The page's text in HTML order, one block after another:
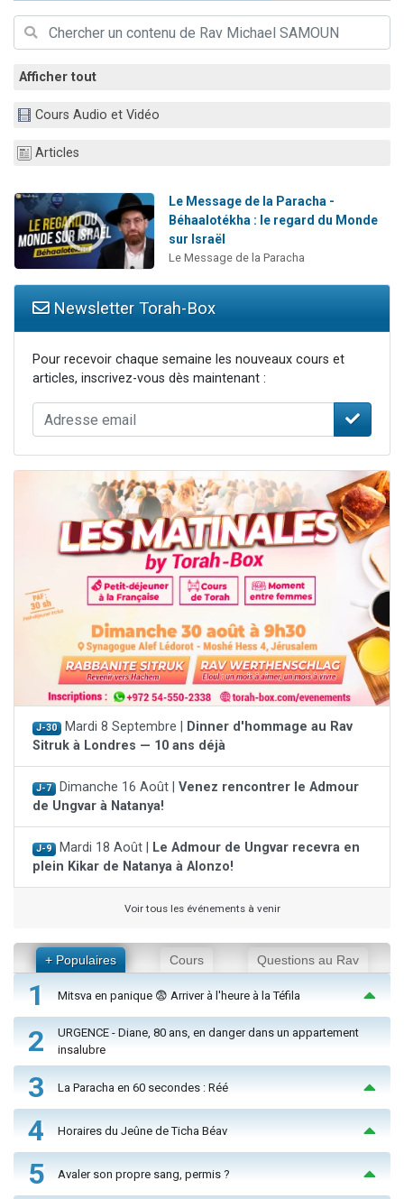
2 personnes viennent de nous rejoindre sur WhatsApp
Afficher tout
Cours Audio et Vidéo
Articles
Le Message de la Paracha -
Béhaalotékha : le regard du Monde
sur Israël
Le Message de la Paracha
Newsletter Torah-Box
Pour recevoir chaque semaine les nouveaux cours et
articles, inscrivez-vous dès maintenant :
J-30 Mardi 8 Septembre | Dinner d'hommage au Rav
Sitruk à Londres — 10 ans déjà
J-7 Dimanche 16 Août | Venez rencontrer le Admour
de Ungvar à Natanya!
J-9 Mardi 18 Août | Le Admour de Ungvar recevra en
plein Kikar de Natanya à Alonzo!
Voir tous les événements à venir
+ Populaires Cours Questions au Rav
1 Mitsva en panique 😨 Arriver à l'heure à la Téfila
2
URGENCE - Diane, 80 ans, en danger dans un appartement
insalubre
3 La Paracha en 60 secondes : Réé
4 Horaires du Jeûne de Ticha Béav
5 Avaler son propre sang, permis ?